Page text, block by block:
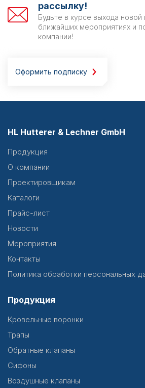
рассылку!
Будьте в курсе выхода новой
ближайших мероприятиях и
компании!
Оформить подписку
HL Hutterer & Lechner GmbH
Продукция
О компании
Проектировщикам
Каталоги
Прайс-лист
Новости
Мероприятия
Контакты
Политика обработки персональных
Продукция
Кровельные воронки
Трапы
Обратные клапаны
Сифоны
Воздушные клапаны